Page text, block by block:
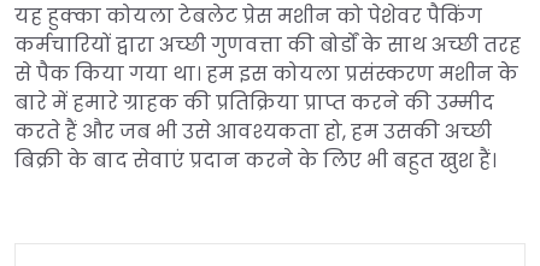
यह हुक्का कोयला टेबलेट प्रेस मशीन को पेशेवर पैकिंग
कर्मचारियों द्वारा अच्छी गुणवत्ता की बोर्डों के साथ अच्छी तरह
से पैक किया गया था। हम इस कोयला प्रसंस्करण मशीन के
बारे में हमारे ग्राहक की प्रतिक्रिया प्राप्त करने की उम्मीद
करते हैं और जब भी उसे आवश्यकता हो, हम उसकी अच्छी
बिक्री के बाद सेवाएं प्रदान करने के लिए भी बहुत खुश हैं।